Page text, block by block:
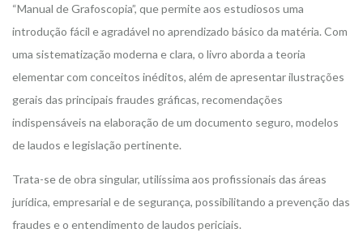
“Manual de Grafoscopia”, que permite aos estudiosos uma
introdução fácil e agradável no aprendizado básico da matéria. Com
uma sistematização moderna e clara, o livro aborda a teoria
elementar com conceitos inéditos, além de apresentar ilustrações
gerais das principais fraudes gráficas, recomendações
indispensáveis na elaboração de um documento seguro, modelos
de laudos e legislação pertinente.
Trata-se de obra singular, utilíssima aos profissionais das áreas
jurídica, empresarial e de segurança, possibilitando a prevenção das
fraudes e o entendimento de laudos periciais.